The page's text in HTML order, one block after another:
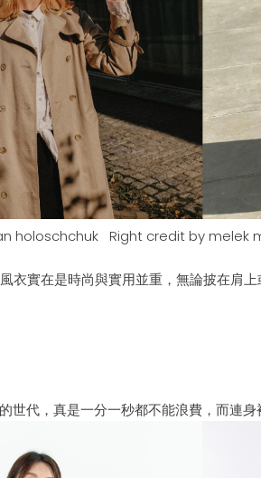
holoschchuk Right credit bymelek
風衣實在是時尚與實用並重， 無論披在肩
世代，真是一分一秒都不能浪費 ， 而連身